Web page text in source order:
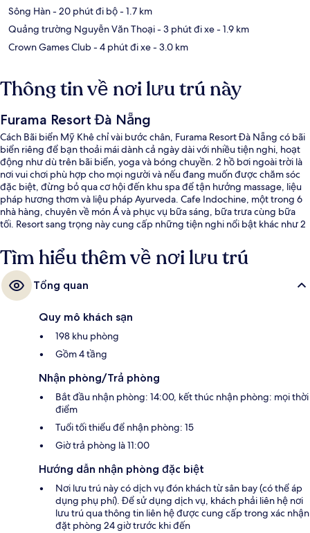
Sông Hàn- 20 phút đi bộ- 1.7 km
Quảng trường Nguyễn Văn Thoại- 3 phút đi xe- 1.9 km
Crown Games Club- 4 phút đi xe- 3.0 km
Thông tin về nơi lưu trú này
Furama Resort Đà Nẵng
Cách Bãi biển Mỹ Khê chỉ vài bước chân, Furama Resort Đà Nẵng có bãi
biển riêng để bạn thoải mái dành cả ngày dài với nhiều tiện nghi, hoạt
động như dù trên bãi biển, yoga và bóng chuyền. 2 hồ bơi ngoài trời là
nơi vui chơi phù hợp cho mọi người và nếu đang muốn được chăm sóc
đặc biệt, đừng bỏ qua cơ hội đến khu spa để tận hưởng massage, liệu
pháp hương thơm và liệu pháp Ayurveda. Cafe Indochine, một trong 6
nhà hàng, chuyên về món Á và phục vụ bữa sáng, bữa trưa cùng bữa
tối. Resort sang trọng này cung cấp những tiện nghi nổi bật khác như 2
đánh giá cao nhân viên nhiệt tình và cơ sở vật chất.
Tìm hiểu thêm về nơi lưu trú
Tổng quan
Quy mô khách sạn
198 khu phòng
Gồm 4 tầng
Nhận phòng/Trả phòng
Bắt đầu nhận phòng: 14:00, kết thúc nhận phòng: mọi thời
điểm
Tuổi tối thiểu để nhận phòng: 15
Giờ trả phòng là 11:00
Hướng dẫn nhận phòng đặc biệt
Nơi lưu trú này có dịch vụ đón khách từ sân bay (có thể áp
dụng phụ phí). Để sử dụng dịch vụ, khách phải liên hệ nơi
lưu trú qua thông tin liên hệ được cung cấp trong xác nhận
đặt phòng 24 giờ trước khi đến